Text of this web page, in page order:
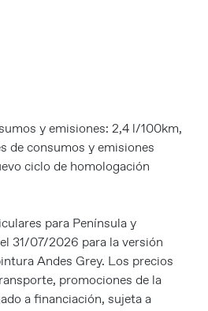
y emisiones: 2,4 l/100km,
de consumos y emisiones
ciclo de homologación
para Península y
31/07/2026 para la versión
Andes Grey. Los precios
promociones de la
a financiación, sujeta a